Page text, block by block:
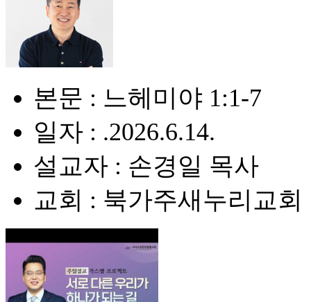
본문 : 느헤미야 1:1-7
일자 : .2026.6.14.
설교자 : 손경일 목사
교회 : 북가주새누리교회